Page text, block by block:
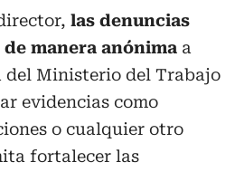
las denuncias
manera anónima a
del Ministerio del Trabajo
evidencias como
o cualquier otro
fortalecer las